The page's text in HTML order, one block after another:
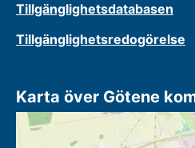
Tillgänglighetsdatabasen
Tillgänglighetsredogörelse
Karta över Götene